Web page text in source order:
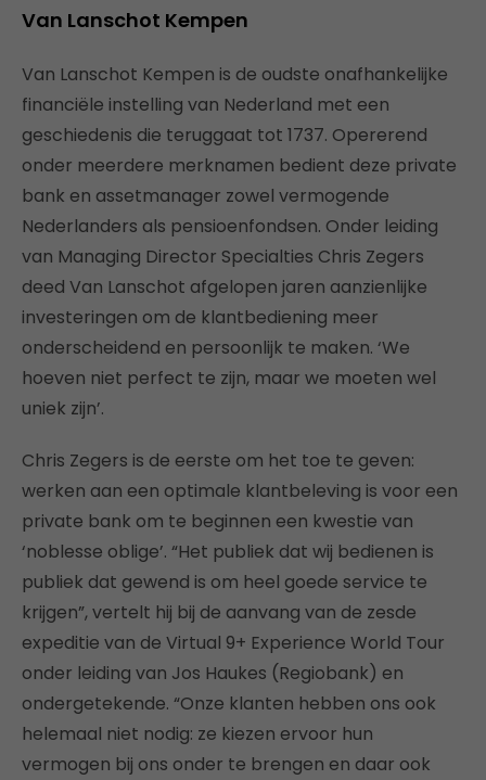
Van Lanschot Kempen
Van Lanschot Kempen is de oudste onafhankelijke
financiële instelling van Nederland met een
geschiedenis die teruggaat tot 1737. Opererend
onder meerdere merknamen bedient deze private
bank en assetmanager zowel vermogende
Nederlanders als pensioenfondsen. Onder leiding
van Managing Director Specialties Chris Zegers
deed Van Lanschot afgelopen jaren aanzienlijke
investeringen om de klantbediening meer
onderscheidend en persoonlijk te maken. ‘We
hoeven niet perfect te zijn, maar we moeten wel
uniek zijn’.
Chris Zegers is de eerste om het toe te geven:
werken aan een optimale klantbeleving is voor een
private bank om te beginnen een kwestie van
‘noblesse oblige’. “Het publiek dat wij bedienen is
publiek dat gewend is om heel goede service te
krijgen”, vertelt hij bij de aanvang van de zesde
expeditie van de Virtual 9+ Experience World Tour
onder leiding van Jos Haukes (Regiobank) en
ondergetekende. “Onze klanten hebben ons ook
helemaal niet nodig: ze kiezen ervoor hun
vermogen bij ons onder te brengen en daar ook